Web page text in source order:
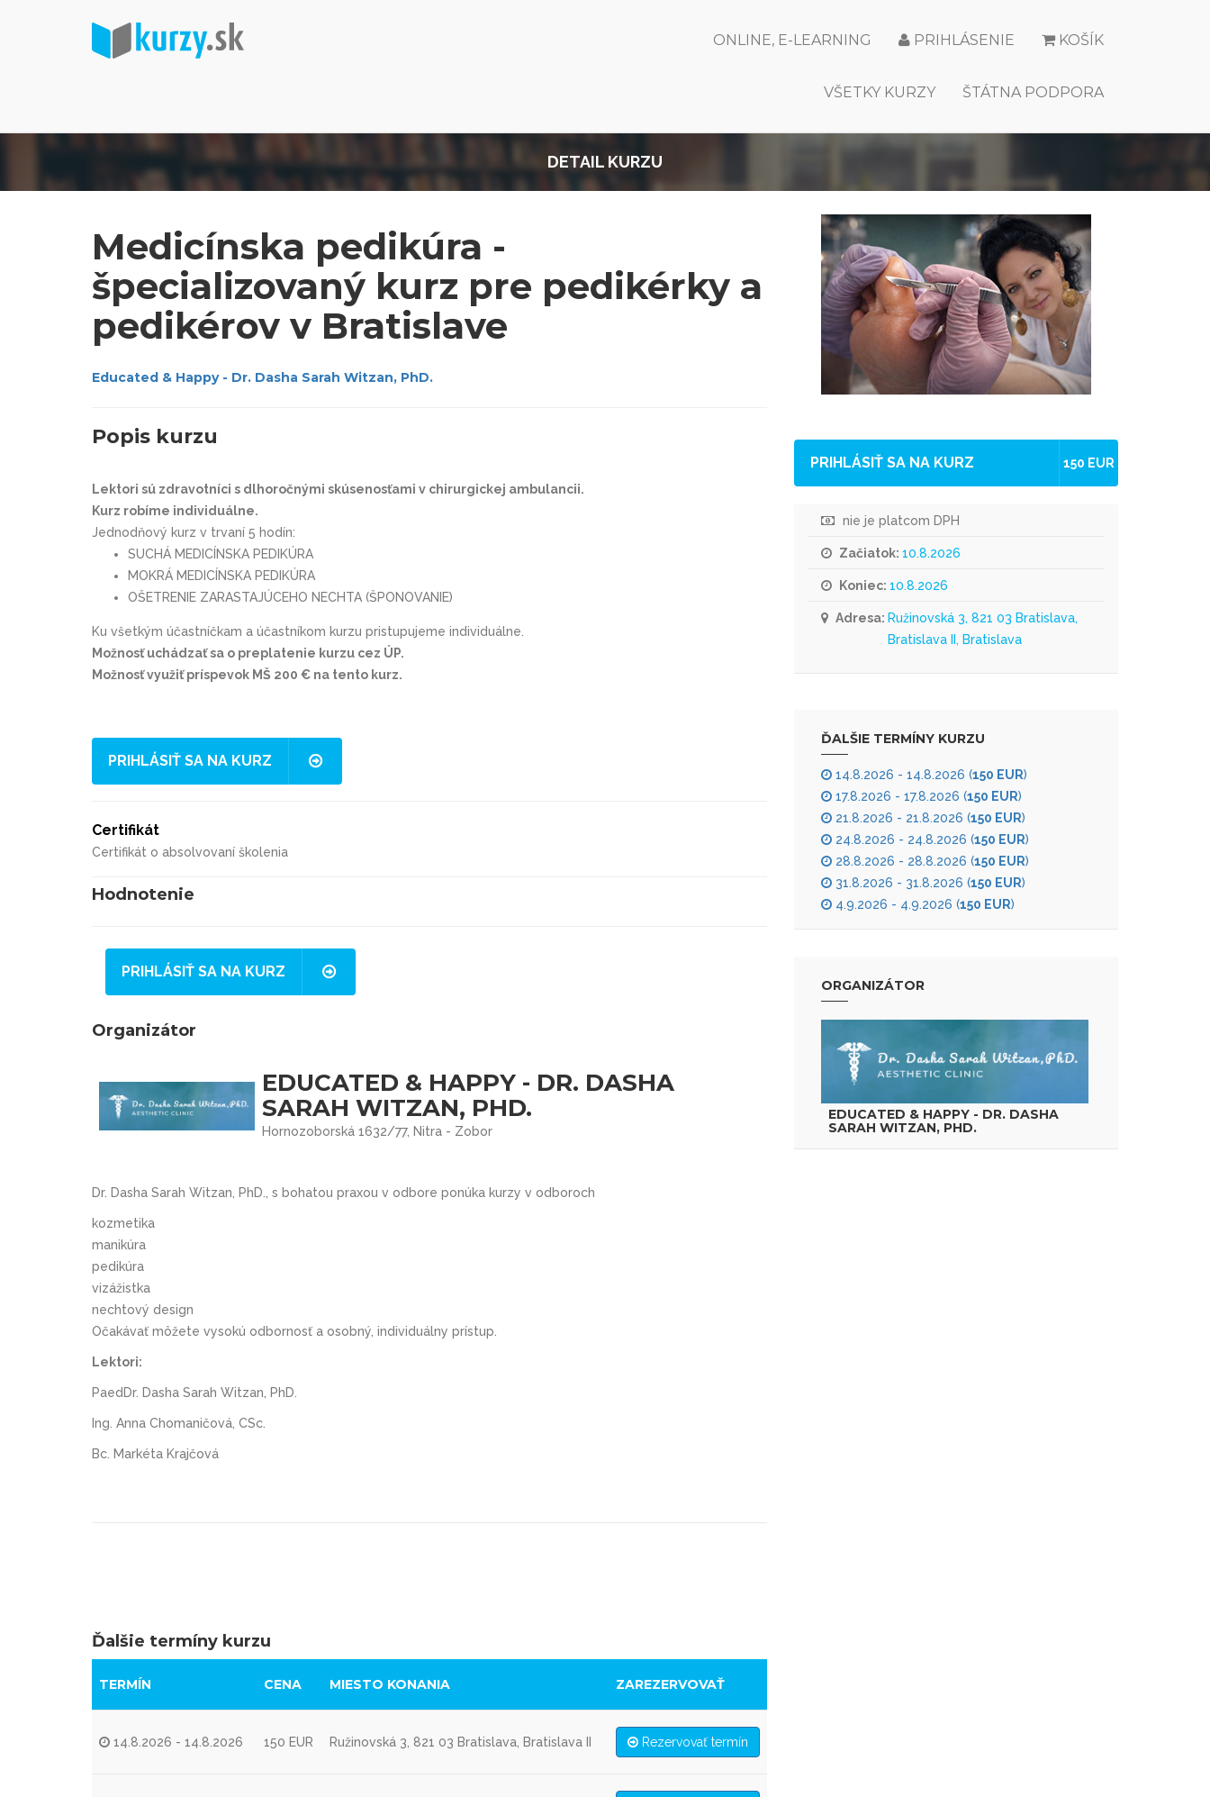
KOŠÍK
PRIHLÁSENIE
ONLINE, E-LEARNING
ŠTÁTNA PODPORA
VŠETKY KURZY
DETAIL KURZU
Medicínska pedikúra -
špecializovaný kurz pre pedikérky a
pedikérov v Bratislave
Educated & Happy - Dr. Dasha Sarah Witzan, PhD.
Popis kurzu
Lektori sú zdravotníci s dlhoročnými skúsenosťami v chirurgickej ambulancii.
Kurz robíme individuálne.
Jednodňový kurz v trvaní 5 hodín:
SUCHÁ MEDICÍNSKA PEDIKÚRA
MOKRÁ MEDICÍNSKA PEDIKÚRA
OŠETRENIE ZARASTAJÚCEHO NECHTA (ŠPONOVANIE)
Ku všetkým účastníčkam a účastníkom kurzu pristupujeme individuálne.
Možnosť uchádzať sa o preplatenie kurzu cez ÚP.
Možnosť využiť príspevok MŠ 200 € na tento kurz.
PRIHLÁSIŤ SA NA KURZ
Certifikát
Certifikát o absolvovaní školenia
Hodnotenie
PRIHLÁSIŤ SA NA KURZ
Organizátor
EDUCATED & HAPPY - DR. DASHA
SARAH WITZAN, PHD.
Hornozoborská 1632/77, Nitra - Zobor
Dr. Dasha Sarah Witzan, PhD., s bohatou praxou v odbore ponúka kurzy v odboroch
kozmetika
manikúra
pedikúra
vizážistka
nechtový design
Očakávať môžete vysokú odbornosť a osobný, individuálny prístup.
Lektori:
PaedDr. Dasha Sarah Witzan, PhD.
Ing. Anna Chomaničová, CSc.
Bc. Markéta Krajčová
Ďalšie termíny kurzu
TERMÍN CENA MIESTO KONANIA ZAREZERVOVAŤ
14.8.2026 - 14.8.2026 150 EUR Ružinovská 3, 821 03 Bratislava, Bratislava II Rezervovať termín
PRIHLÁSIŤ SA NA KURZ 150 EUR
nie je platcom DPH
Začiatok: 10.8.2026
Koniec: 10.8.2026
Adresa: Ružinovská 3, 821 03 Bratislava,
Bratislava II, Bratislava
ĎALŠIE TERMÍNY KURZU
14.8.2026 - 14.8.2026 (150 EUR)
17.8.2026 - 17.8.2026 (150 EUR)
21.8.2026 - 21.8.2026 (150 EUR)
24.8.2026 - 24.8.2026 (150 EUR)
28.8.2026 - 28.8.2026 (150 EUR)
31.8.2026 - 31.8.2026 (150 EUR)
4.9.2026 - 4.9.2026 (150 EUR)
ORGANIZÁTOR
EDUCATED & HAPPY - DR. DASHA
SARAH WITZAN, PHD.